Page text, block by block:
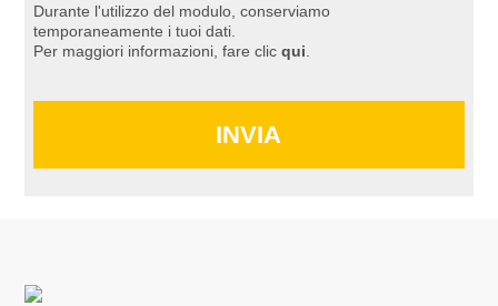
Durante l'utilizzo del modulo, conserviamo
temporaneamente i tuoi dati.
Per maggiori informazioni, fare clicqui
INVIA